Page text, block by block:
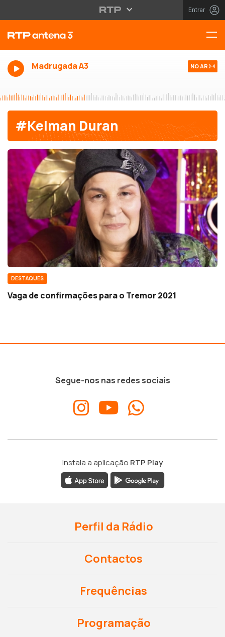
Entrar
Madrugada A3 NO AR
#Kelman Duran
DESTAQUES
Vaga de confirmações para o Tremor 2021
Segue-nos nas redes sociais
Instala a aplicação RTP Play
Perfil da Rádio
Contactos
Frequências
Programação